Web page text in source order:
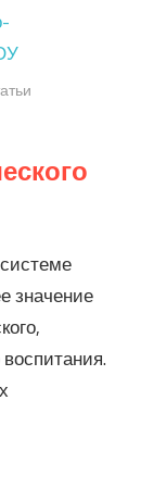
значение